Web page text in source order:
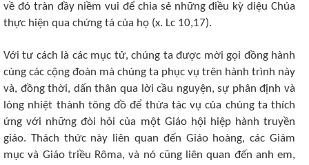
về đó tràn đầy niềm vui để chia sẻ những điều kỳ diệu Chúa
thực hiện qua chứng tá của họ (x. Lc 10,17).
Với tư cách là các mục tử, chúng ta được mời gọi đồng hành
cùng các cộng đoàn mà chúng ta phục vụ trên hành trình này
và, đồng thời, dấn thân qua lời cầu nguyện, sự phân định và
lòng nhiệt thành tông đồ để thừa tác vụ của chúng ta thích
ứng với những đòi hỏi của một Giáo hội hiệp hành truyền
giáo. Thách thức này liên quan đến Giáo hoàng, các Giám
mục và Giáo triều Rôma, và nó cũng liên quan đến anh em,